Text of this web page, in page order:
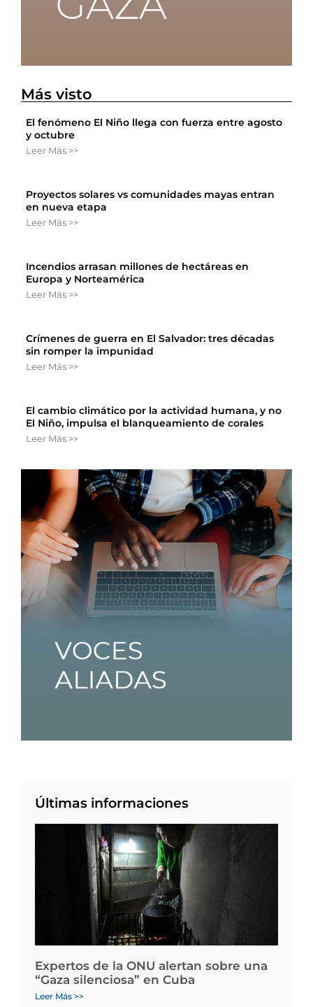
Más visto
El fenómeno El Niño llega con fuerza entre agosto
y octubre
Leer Más >>
Proyectos solares vs comunidades mayas entran
en nueva etapa
Leer Más >>
Incendios arrasan millones de hectáreas en
Europa y Norteamérica
Leer Más >>
Crímenes de guerra en El Salvador: tres décadas
sin romper la impunidad
Leer Más >>
El cambio climático por la actividad humana, y no
El Niño, impulsa el blanqueamiento de corales
Leer Más >>
Últimas informaciones
Expertos de la ONU alertan sobre una
“Gaza silenciosa” en Cuba
Leer Más >>